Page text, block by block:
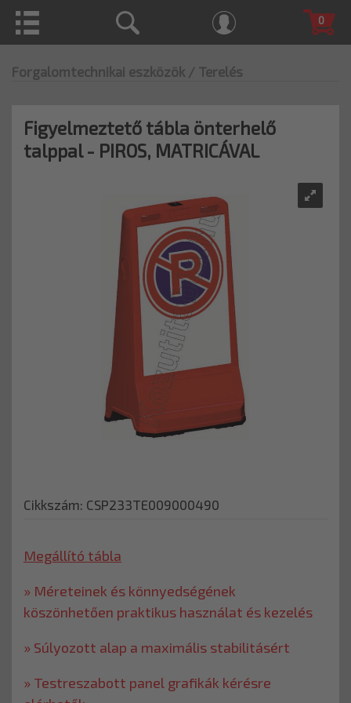
0
Forgalomtechnikai eszközök / Terelés
Figyelmeztető tábla önterhelő
talppal - PIROS, MATRICÁVAL
Cikkszám: CSP233TE009000490
Megállító tábla
» Méreteinek és könnyedségének
köszönhetően praktikus használat és kezelés
» Súlyozott alap a maximális stabilitásért
» Testreszabott panel grafikák kérésre